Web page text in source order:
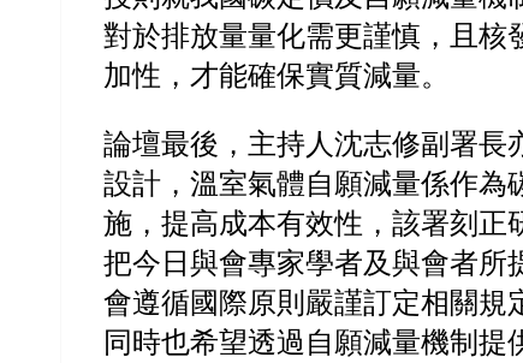
對於排放量量化需更謹慎，且核
加性，才能確保實質減量。
論壇最後，主持人沈志修副署長
設計，溫室氣體自願減量係作為
施，提高成本有效性，該署刻正
把今日與會專家學者及與會者所
會遵循國際原則嚴謹訂定相關規
同時也希望透過自願減量機制提